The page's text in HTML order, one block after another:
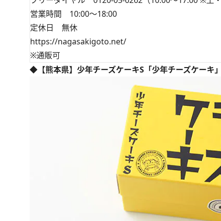
営業時間 10:00～18:00
定休日 無休
https://nagasakigoto.net/
※通販可
◆【熊本県】少年チーズケーキS「少年チーズケーキ